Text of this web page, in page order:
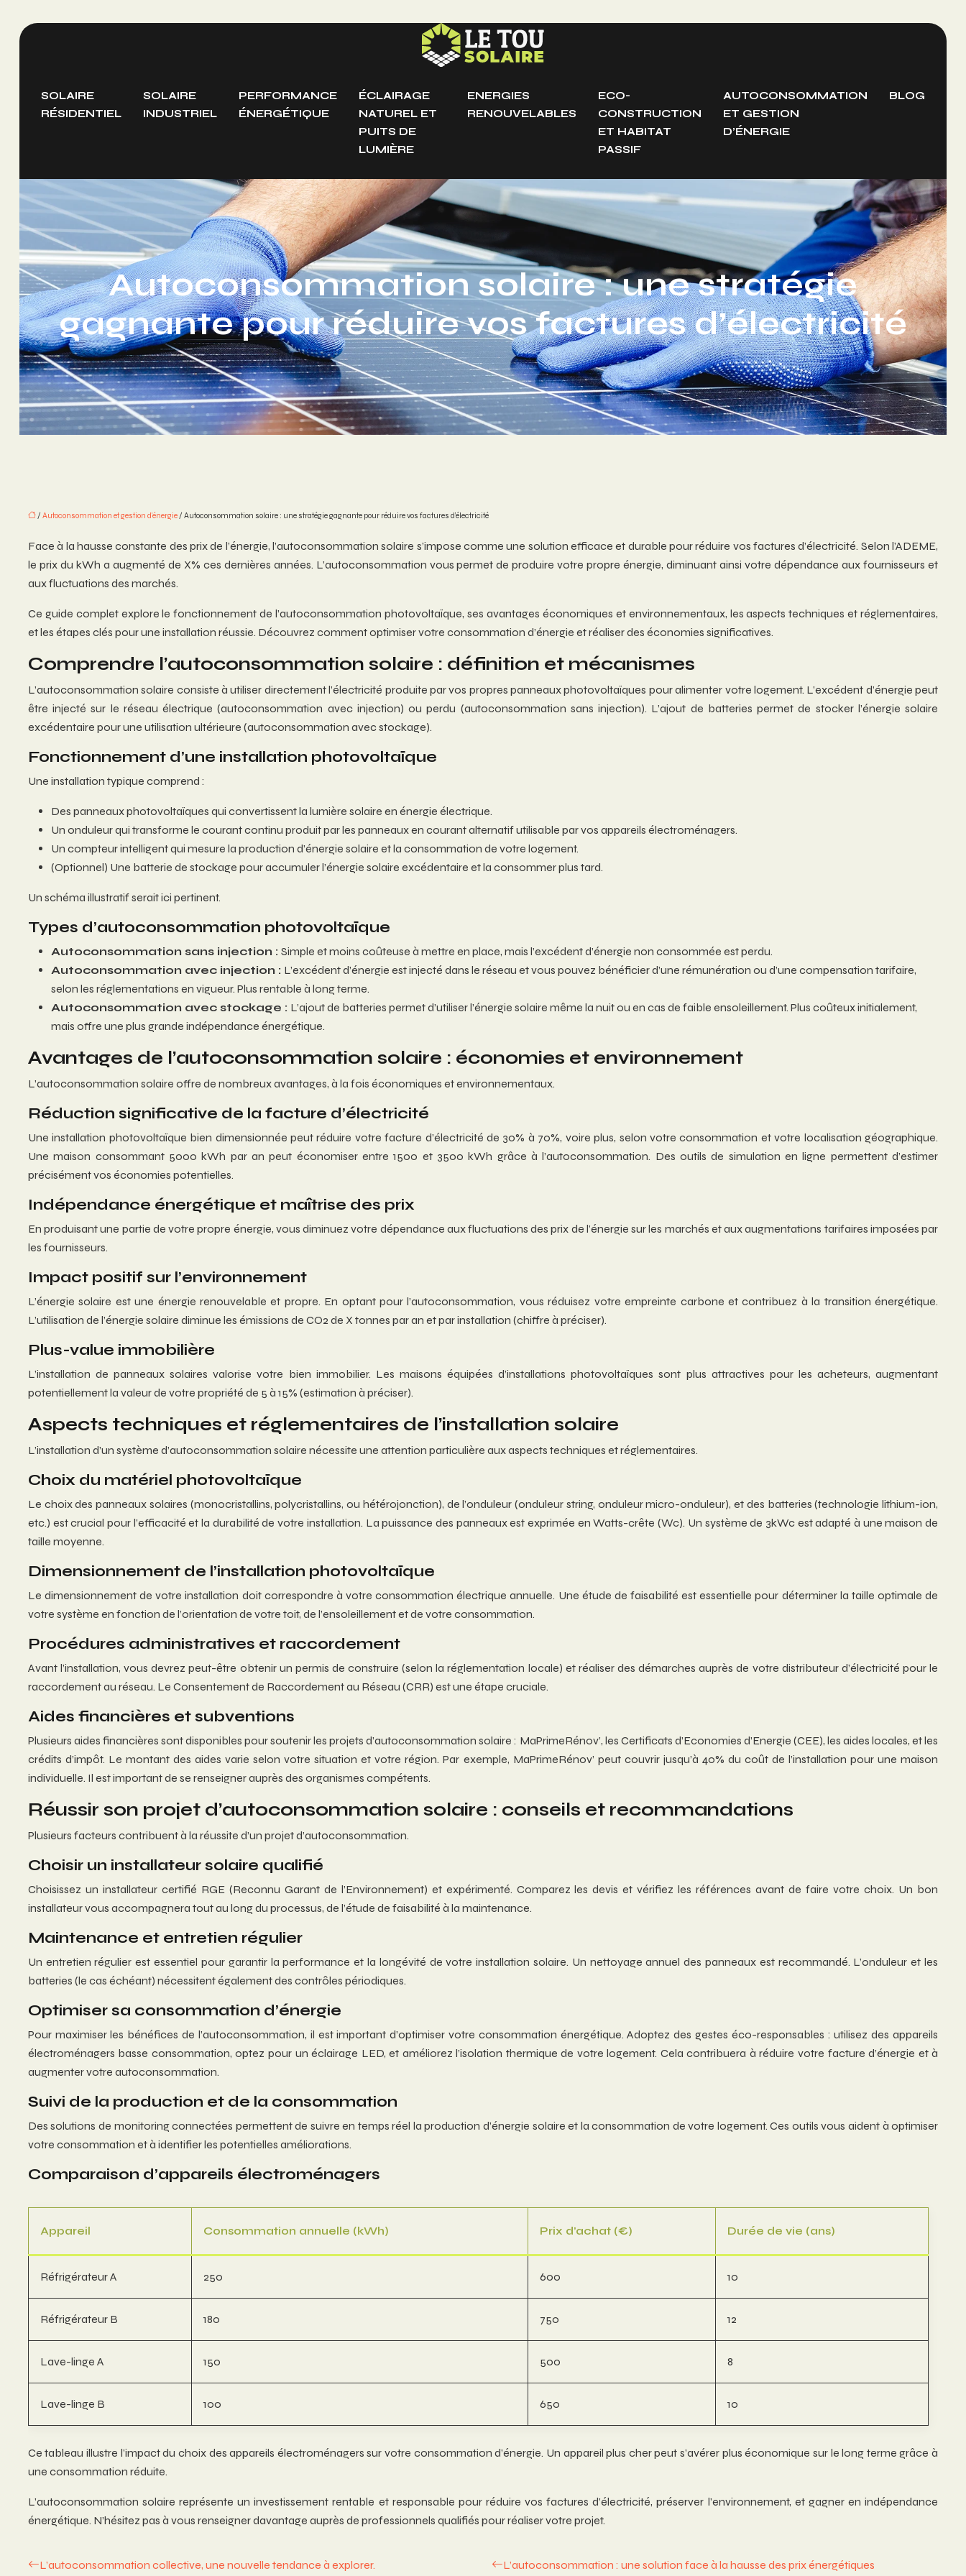
SOLAIRE
RÉSIDENTIEL
SOLAIRE
INDUSTRIEL
PERFORMANCE
ÉNERGÉTIQUE
ÉCLAIRAGE
NATUREL ET
PUITS DE
LUMIÈRE
ENERGIES
RENOUVELABLES
ECO-
CONSTRUCTION
ET HABITAT
PASSIF
AUTOCONSOMMATION
ET GESTION
D’ÉNERGIE
BLOG
Autoconsommation solaire : une stratégie
gagnante pour réduire vos factures d’électricité
/ Autoconsommation et gestion d'énergie/ Autoconsommation solaire : une stratégie gagnante pour réduire vos factures d’électricité
Face à la hausse constante des prix de l’énergie, l’autoconsommation solaire s’impose comme une solution efficace et durable pour réduire vos factures d’électricité. Selon l’ADEME,
le prix du kWh a augmenté de X% ces dernières années. L’autoconsommation vous permet de produire votre propre énergie, diminuant ainsi votre dépendance aux fournisseurs et
aux fluctuations des marchés.
Ce guide complet explore le fonctionnement de l’autoconsommation photovoltaïque, ses avantages économiques et environnementaux, les aspects techniques et réglementaires,
et les étapes clés pour une installation réussie. Découvrez comment optimiser votre consommation d’énergie et réaliser des économies significatives.
Comprendre l’autoconsommation solaire : définition et mécanismes
L’autoconsommation solaire consiste à utiliser directement l’électricité produite par vos propres panneaux photovoltaïques pour alimenter votre logement. L’excédent d’énergie peut
être injecté sur le réseau électrique (autoconsommation avec injection) ou perdu (autoconsommation sans injection). L’ajout de batteries permet de stocker l’énergie solaire
excédentaire pour une utilisation ultérieure (autoconsommation avec stockage).
Fonctionnement d’une installation photovoltaïque
Une installation typique comprend :
Des panneaux photovoltaïques qui convertissent la lumière solaire en énergie électrique.
Un onduleur qui transforme le courant continu produit par les panneaux en courant alternatif utilisable par vos appareils électroménagers.
Un compteur intelligent qui mesure la production d’énergie solaire et la consommation de votre logement.
(Optionnel) Une batterie de stockage pour accumuler l’énergie solaire excédentaire et la consommer plus tard.
Un schéma illustratif serait ici pertinent.
Types d’autoconsommation photovoltaïque
Autoconsommation sans injection : Simple et moins coûteuse à mettre en place, mais l’excédent d’énergie non consommée est perdu.
Autoconsommation avec injection : L’excédent d’énergie est injecté dans le réseau et vous pouvez bénéficier d’une rémunération ou d’une compensation tarifaire,
selon les réglementations en vigueur. Plus rentable à long terme.
Autoconsommation avec stockage : L’ajout de batteries permet d’utiliser l’énergie solaire même la nuit ou en cas de faible ensoleillement. Plus coûteux initialement,
mais offre une plus grande indépendance énergétique.
Avantages de l’autoconsommation solaire : économies et environnement
L’autoconsommation solaire offre de nombreux avantages, à la fois économiques et environnementaux.
Réduction significative de la facture d’électricité
Une installation photovoltaïque bien dimensionnée peut réduire votre facture d’électricité de 30% à 70%, voire plus, selon votre consommation et votre localisation géographique.
Une maison consommant 5000 kWh par an peut économiser entre 1500 et 3500 kWh grâce à l’autoconsommation. Des outils de simulation en ligne permettent d’estimer
précisément vos économies potentielles.
Indépendance énergétique et maîtrise des prix
En produisant une partie de votre propre énergie, vous diminuez votre dépendance aux fluctuations des prix de l’énergie sur les marchés et aux augmentations tarifaires imposées par
les fournisseurs.
Impact positif sur l’environnement
L’énergie solaire est une énergie renouvelable et propre. En optant pour l’autoconsommation, vous réduisez votre empreinte carbone et contribuez à la transition énergétique.
L’utilisation de l’énergie solaire diminue les émissions de CO2 de X tonnes par an et par installation (chiffre à préciser).
Plus-value immobilière
L’installation de panneaux solaires valorise votre bien immobilier. Les maisons équipées d’installations photovoltaïques sont plus attractives pour les acheteurs, augmentant
potentiellement la valeur de votre propriété de 5 à 15% (estimation à préciser).
Aspects techniques et réglementaires de l’installation solaire
L’installation d’un système d’autoconsommation solaire nécessite une attention particulière aux aspects techniques et réglementaires.
Choix du matériel photovoltaïque
Le choix des panneaux solaires (monocristallins, polycristallins, ou hétérojonction), de l’onduleur (onduleur string, onduleur micro-onduleur), et des batteries (technologie lithium-ion,
etc.) est crucial pour l’efficacité et la durabilité de votre installation. La puissance des panneaux est exprimée en Watts-crête (Wc). Un système de 3kWc est adapté à une maison de
taille moyenne.
Dimensionnement de l’installation photovoltaïque
Le dimensionnement de votre installation doit correspondre à votre consommation électrique annuelle. Une étude de faisabilité est essentielle pour déterminer la taille optimale de
votre système en fonction de l’orientation de votre toit, de l’ensoleillement et de votre consommation.
Procédures administratives et raccordement
Avant l’installation, vous devrez peut-être obtenir un permis de construire (selon la réglementation locale) et réaliser des démarches auprès de votre distributeur d’électricité pour le
raccordement au réseau. Le Consentement de Raccordement au Réseau (CRR) est une étape cruciale.
Aides financières et subventions
Plusieurs aides financières sont disponibles pour soutenir les projets d’autoconsommation solaire : MaPrimeRénov’, les Certificats d’Economies d’Energie (CEE), les aides locales, et les
crédits d’impôt. Le montant des aides varie selon votre situation et votre région. Par exemple, MaPrimeRénov’ peut couvrir jusqu’à 40% du coût de l’installation pour une maison
individuelle. Il est important de se renseigner auprès des organismes compétents.
Réussir son projet d’autoconsommation solaire : conseils et recommandations
Plusieurs facteurs contribuent à la réussite d’un projet d’autoconsommation.
Choisir un installateur solaire qualifié
Choisissez un installateur certifié RGE (Reconnu Garant de l’Environnement) et expérimenté. Comparez les devis et vérifiez les références avant de faire votre choix. Un bon
installateur vous accompagnera tout au long du processus, de l’étude de faisabilité à la maintenance.
Maintenance et entretien régulier
Un entretien régulier est essentiel pour garantir la performance et la longévité de votre installation solaire. Un nettoyage annuel des panneaux est recommandé. L’onduleur et les
batteries (le cas échéant) nécessitent également des contrôles périodiques.
Optimiser sa consommation d’énergie
Pour maximiser les bénéfices de l’autoconsommation, il est important d’optimiser votre consommation énergétique. Adoptez des gestes éco-responsables : utilisez des appareils
électroménagers basse consommation, optez pour un éclairage LED, et améliorez l’isolation thermique de votre logement. Cela contribuera à réduire votre facture d’énergie et à
augmenter votre autoconsommation.
Suivi de la production et de la consommation
Des solutions de monitoring connectées permettent de suivre en temps réel la production d’énergie solaire et la consommation de votre logement. Ces outils vous aident à optimiser
votre consommation et à identifier les potentielles améliorations.
Comparaison d’appareils électroménagers
Appareil Consommation annuelle (kWh) Prix d’achat (€) Durée de vie (ans)
Réfrigérateur A 250 600 10
Réfrigérateur B 180 750 12
Lave-linge A 150 500 8
Lave-linge B 100 650 10
Ce tableau illustre l’impact du choix des appareils électroménagers sur votre consommation d’énergie. Un appareil plus cher peut s’avérer plus économique sur le long terme grâce à
une consommation réduite.
L’autoconsommation solaire représente un investissement rentable et responsable pour réduire vos factures d’électricité, préserver l’environnement, et gagner en indépendance
énergétique. N’hésitez pas à vous renseigner davantage auprès de professionnels qualifiés pour réaliser votre projet.
L’autoconsommation collective, une nouvelle tendance à explorer. L’autoconsommation : une solution face à la hausse des prix énergétiques